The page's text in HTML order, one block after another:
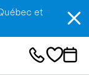
et